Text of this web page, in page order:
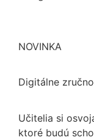
NOVINKA
Digitálne
Učitelia si
ktoré budú